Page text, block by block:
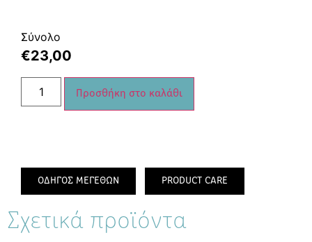
Σύνολο
€23,00
Προσθήκη στο καλάθι
ΟΔΗΓΟΣ ΜΕΓΕΘΩΝ PRODUCT CARE
Σχετικά προϊόντα